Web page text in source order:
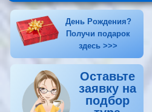
День Рождения?
Получи подарок
здесь >>>
Оставьте
заявку на
подбор